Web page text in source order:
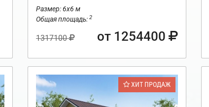
Размер: 6х6 м
Общая площадь: 2
1317100 от 1254400
ХИТ ПРОДАЖ